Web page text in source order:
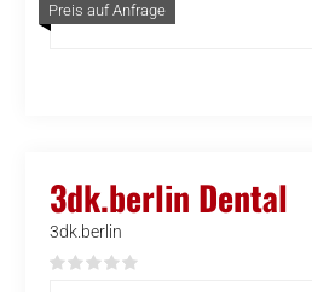
Preis auf Anfrage
3dk.berlin Dental
3dk.berlin